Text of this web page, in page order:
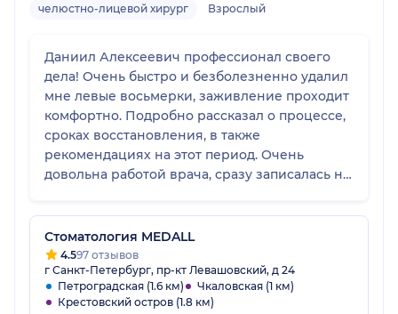
челюстно-лицевой хирург Взрослый
Даниил Алексеевич профессионал своего
дела! Очень быстро и безболезненно удалил
мне левые восьмерки, заживление проходит
комфортно. Подробно рассказал о процессе,
сроках восстановления, в также
рекомендациях на этот период. Очень
довольна работой врача, сразу записалась на
Стоматология MEDALL
4.597 отзывов
г Санкт-Петербург, пр-кт Левашовский, д 24
Петроградская (1.6 км)
Чкаловская (1 км)
Крестовский остров (1.8 км)